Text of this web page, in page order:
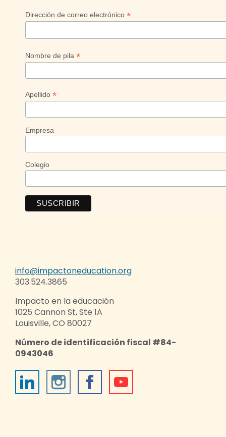
Dirección de correo electrónico *
Nombre de pila *
Apellido *
Empresa
Colegio
info@impactoneducation.org
303.524.3865
Impacto en la educación
1025 Cannon St, Ste 1A
Louisville, CO 80027
Número de identificación fiscal #84-
0943046